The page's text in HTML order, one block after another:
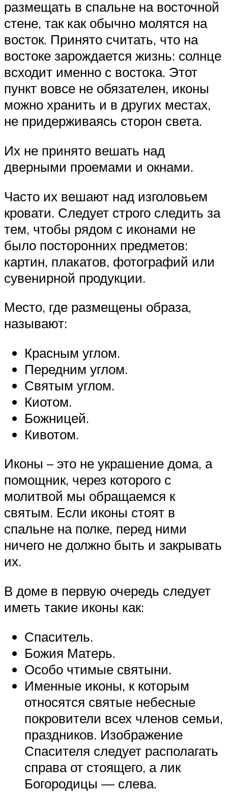
размещать в спальне на восточной
стене, так как обычно молятся на
восток. Принято считать, что на
востоке зарождается жизнь: солнце
всходит именно с востока. Этот
пункт вовсе не обязателен, иконы
можно хранить и в других местах,
не придерживаясь сторон света.
Их не принято вешать над
дверными проемами и окнами.
Часто их вешают над изголовьем
кровати. Следует строго следить за
тем, чтобы рядом с иконами не
было посторонних предметов:
картин, плакатов, фотографий или
сувенирной продукции.
Место, где размещены образа,
называют:
Красным углом.
Передним углом.
Святым углом.
Киотом.
Божницей.
Кивотом.
Иконы – это не украшение дома, а
помощник, через которого с
молитвой мы обращаемся к
святым. Если иконы стоят в
спальне на полке, перед ними
ничего не должно быть и закрывать
их.
В доме в первую очередь следует
иметь такие иконы как:
Спаситель.
Божия Матерь.
Особо чтимые святыни.
Именные иконы, к которым
относятся святые небесные
покровители всех членов семьи,
праздников. Изображение
Спасителя следует располагать
справа от стоящего, а лик
Богородицы — слева.